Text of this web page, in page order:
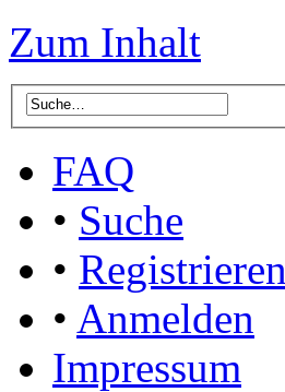
Zum Inhalt
FAQ
• Suche
• Registrieren
• Anmelden
Impressum